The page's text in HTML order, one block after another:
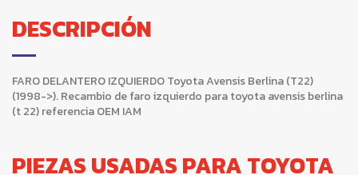
DESCRIPCIÓN
FARO DELANTERO IZQUIERDO Toyota Avensis Berlina (T22)
(1998->). Recambio de faro izquierdo para toyota avensis berlina
(t 22) referencia OEM IAM
PIEZAS USADAS PARA TOYOTA